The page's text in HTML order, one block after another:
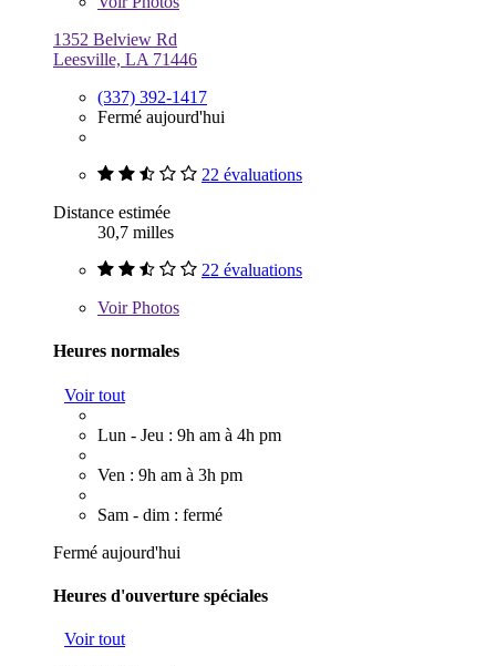
1352 Belview Rd
Leesville, LA 71446
(337) 392-1417
Fermé aujourd'hui
22 évaluations
Distance estimée
30,7 milles
22 évaluations
VoirPhotos
Heures normales
Voir tout
Lun - Jeu : 9h am à 4h pm
Ven : 9h am à 3h pm
Sam - dim : fermé
Fermé aujourd'hui
Heures d'ouverture spéciales
Voir tout